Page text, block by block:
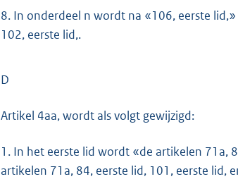
8. In onderdeel n wordt na «106, eerste
102, eerste lid,.
D
Artikel 4aa, wordt als volgt gewijzigd:
1. In het eerste lid wordt «de artikelen 71a,
artikelen 71a, 84, eerste lid, 101, eerste lid,